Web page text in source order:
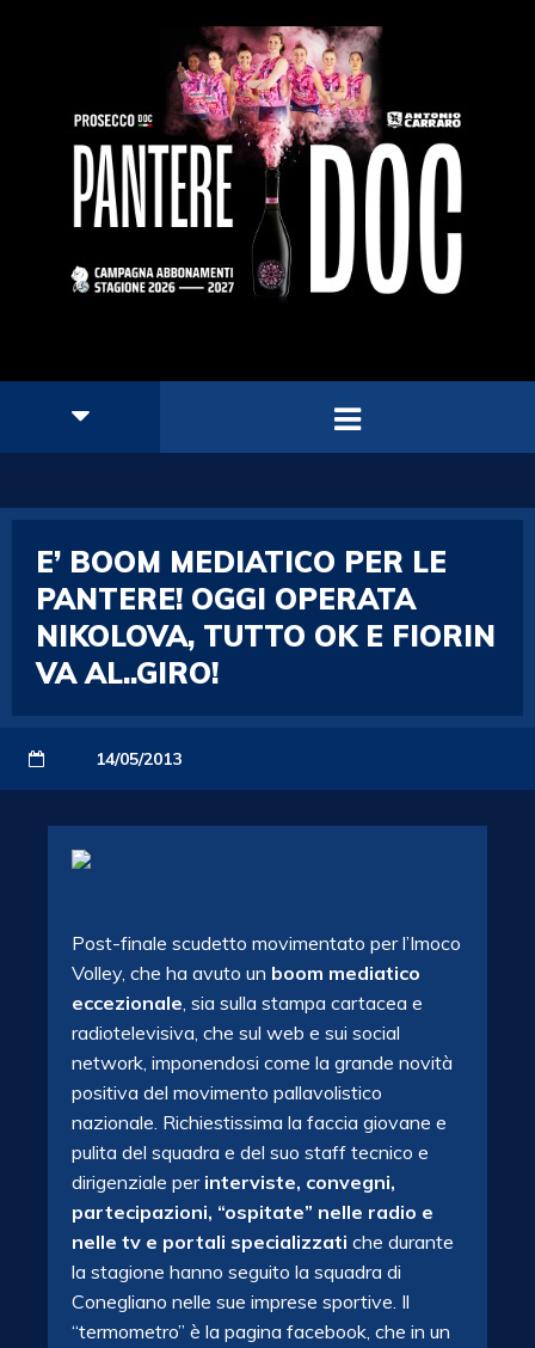
E’ BOOM MEDIATICO PER LE
PANTERE! OGGI OPERATA
NIKOLOVA, TUTTO OK E FIORIN
VA AL..GIRO!
14/05/2013
Post-finale scudetto movimentato per l’Imoco
Volley, che ha avuto un boom mediatico
eccezionale, sia sulla stampa cartacea e
radiotelevisiva, che sul web e sui social
network, imponendosi come la grande novità
positiva del movimento pallavolistico
nazionale. Richiestissima la faccia giovane e
pulita del squadra e del suo staff tecnico e
dirigenziale per interviste, convegni,
partecipazioni, “ospitate” nelle radio e
nelle tv e portali specializzati che durante
la stagione hanno seguito la squadra di
Conegliano nelle sue imprese sportive. Il
“termometro” è la pagina facebook, che in un